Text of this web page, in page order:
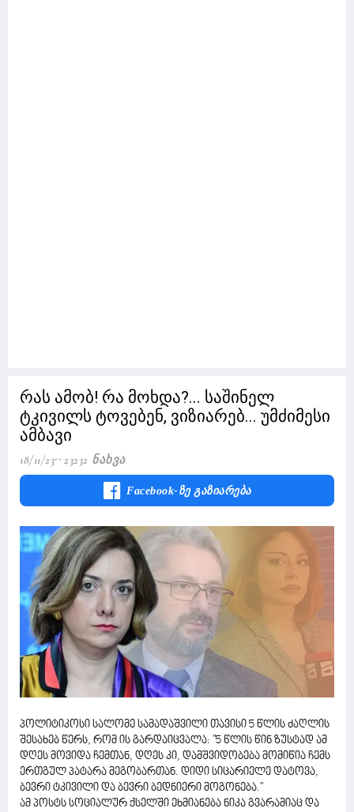
რას ამობ! რა მოხდა?... საშინელ
ტკივილს ტოვებენ, ვიზიარებ... უმძიმესი
ამბავი
18/11/23 23232 Ნახვა
Facebook-Ზე Გაზიარება
პოლიტიკოსი სალომე სამადაშვილი თავისი 5 წლის ძაღლის
შესახებ წერს, რომ ის გარდაიცვალა: "5 წლის წინ ზუსტად ამ
დღეს მოვიდა ჩემთან, დღეს კი, დამშვიდობება მომიწია ჩემს
ერთგულ პატარა მეგობართან. დიდი სიცარიელე დატოვა,
ბევრი ტკივილი და ბევრი ბედნიერი მოგონება."
ამ პოსტს სოციალურ ქსელში ეხმიანება ნიკა გვარამიაც და